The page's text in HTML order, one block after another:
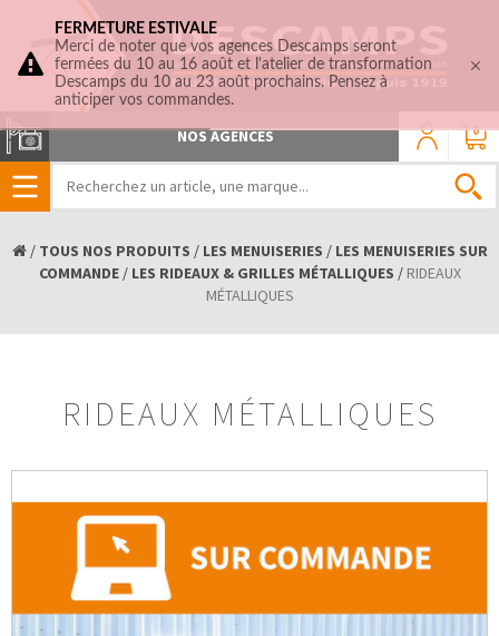
0
NOS AGENCES
/ TOUS NOS PRODUITS / LES MENUISERIES / LES MENUISERIES SUR
COMMANDE/ LES RIDEAUX & GRILLES MÉTALLIQUES / RIDEAUX
MÉTALLIQUES
RIDEAUX MÉTALLIQUES
FERMETURE ESTIVALE
Merci de noter que vos agences Descamps seront
fermées du 10 au 16 août et l'atelier de transformation
Descamps du 10 au 23 août prochains. Pensez à
anticiper vos commandes.